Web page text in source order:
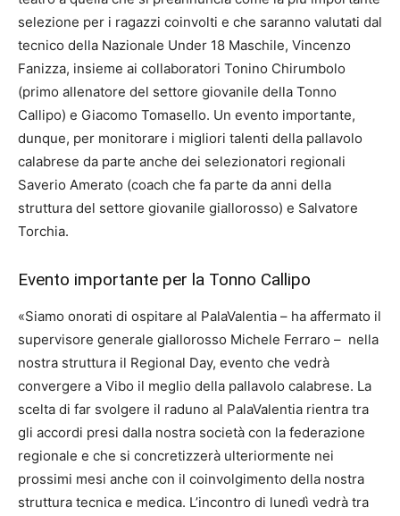
selezione per i ragazzi coinvolti e che saranno valutati dal
tecnico della Nazionale Under 18 Maschile, Vincenzo
Fanizza, insieme ai collaboratori Tonino Chirumbolo
(primo allenatore del settore giovanile della Tonno
Callipo) e Giacomo Tomasello. Un evento importante,
dunque, per monitorare i migliori talenti della pallavolo
calabrese da parte anche dei selezionatori regionali
Saverio Amerato (coach che fa parte da anni della
struttura del settore giovanile giallorosso) e Salvatore
Torchia.
Evento importante per la Tonno Callipo
«Siamo onorati di ospitare al PalaValentia – ha affermato il
supervisore generale giallorosso Michele Ferraro – nella
nostra struttura il Regional Day, evento che vedrà
convergere a Vibo il meglio della pallavolo calabrese. La
scelta di far svolgere il raduno al PalaValentia rientra tra
gli accordi presi dalla nostra società con la federazione
regionale e che si concretizzerà ulteriormente nei
prossimi mesi anche con il coinvolgimento della nostra
struttura tecnica e medica. L’incontro di lunedì vedrà tra